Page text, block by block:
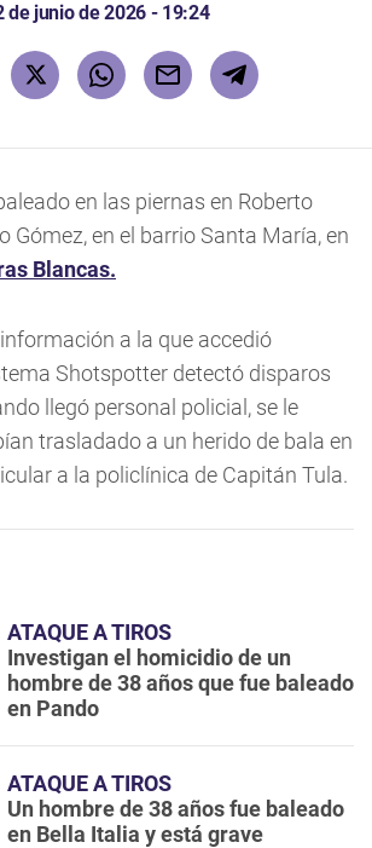
de junio de 2026 - 19:24
en las piernas en Roberto
Gómez, en el barrio Santa María, en
Blancas.
a la que accedió
Shotspotter detectó disparos
llegó personal policial, se le
trasladado a un herido de bala en
a la policlínica de Capitán Tula.
ATAQUE A TIROS
Investigan el homicidio de un
hombre de 38 años que fue baleado
en Pando
ATAQUE A TIROS
Un hombre de 38 años fue baleado
en Bella Italia y está grave